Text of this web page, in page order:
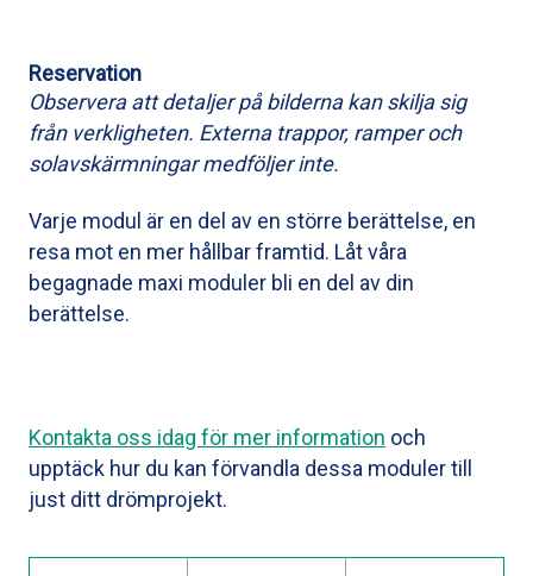
Reservation
Observera att detaljer på bilderna kan skilja sig
från verkligheten. Externa trappor, ramper och
solavskärmningar medföljer inte.
Varje modul är en del av en större berättelse, en
resa mot en mer hållbar framtid. Låt våra
begagnade maxi moduler bli en del av din
berättelse.
Kontakta oss idag för mer information och
upptäck hur du kan förvandla dessa moduler till
just ditt drömprojekt.